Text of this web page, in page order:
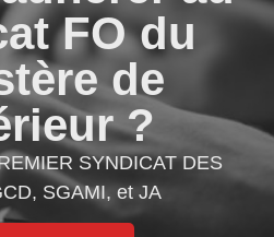
FO du
de
?
SYNDICAT DES
SGAMI, et JA